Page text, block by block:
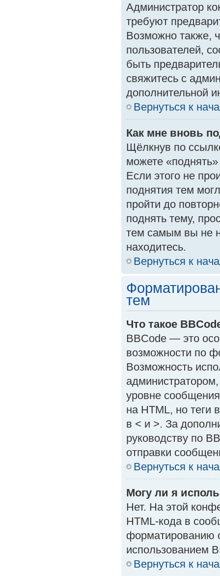
Администратор
требуют
Возможно также,
пользователей,
быть
свяжитесь с
дополнительной
Вернуться к
Как мне вновь
Щёлкнув по
можете
Если этого не
поднятия тем
пройти до
поднять тему,
тем самым вы не
находитесь.
Вернуться к
тем
Что такое
BBCode — это
возможности по
Возможность
уровне
на HTML, но теги
в < и >. За
руководству по
отправки
Вернуться к
Могу ли я
Нет. На этой
HTML-кода в
форматированию
использованием
Вернуться к